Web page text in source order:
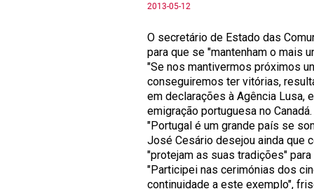
2013-05-12
O secretário de Estado das
para que se "mantenham o mais
"Se nos mantivermos próximos
conseguiremos ter vitórias,
em declarações à Agência Lusa,
emigração portuguesa no Canadá.
"Portugal é um grande país se
José Cesário desejou ainda que
"protejam as suas tradições"
"Participei nas cerimónias dos
continuidade a este exemplo",